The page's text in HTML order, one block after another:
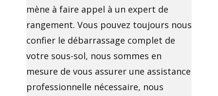
mène à faire appel à un expert de
rangement. Vous pouvez toujours nous
confier le débarrassage complet de
votre sous-sol, nous sommes en
mesure de vous assurer une assistance
professionnelle nécessaire, nous